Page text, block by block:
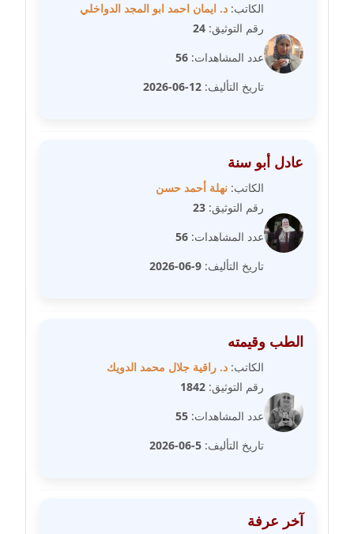
عاملة
مدونة طه عبد الوهاب
مدونة عبد الحميد ابراهيم
عاملة
مدونة عبد الرحمن محمد
مدونة عبد الوهاب بدر
عاملة
مدونة عبير بسيوني
عاملة
مدونة عبير عبد الرحيم (ماعت)
الكاتب: د. ايمان احمد ابو المجد الدواخلي
رقم التوثيق: 24
عدد المشاهدات: 56
تاريخ التأليف: 12-06-2026
عادل أبو سنة
الكاتب: نهلة أحمد حسن
رقم التوثيق: 23
عدد المشاهدات: 56
تاريخ التأليف: 9-06-2026
الطب وقيمته
الكاتب: د. راقية جلال محمد الدويك
رقم التوثيق: 1842
عدد المشاهدات: 55
تاريخ التأليف: 5-06-2026
آخر عرفة